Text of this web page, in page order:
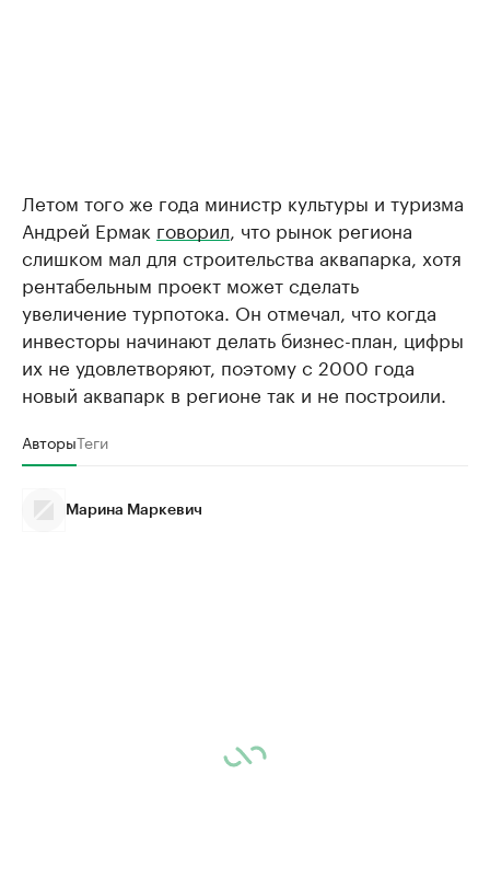
Летом того же года министр культуры и туризма
Андрей Ермак говорил, что рынок региона
слишком мал для строительства аквапарка, хотя
рентабельным проект может сделать
увеличение турпотока. Он отмечал, что когда
инвесторы начинают делать бизнес-план, цифры
их не удовлетворяют, поэтому с 2000 года
новый аквапарк в регионе так и не построили.
АвторыТеги
Марина Маркевич